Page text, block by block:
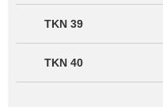
39 TKN
40 TKN